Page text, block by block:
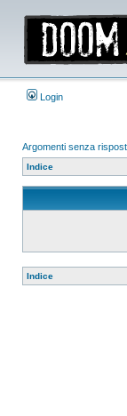
Login
Argomenti senza
Indice
Indice